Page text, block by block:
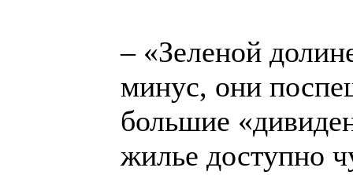
– «Зеленой
минус, они
большие
жилье доступно